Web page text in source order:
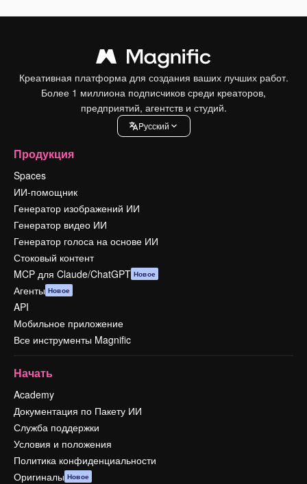
Креативная платформа для создания ваших лучших работ.
Более 1 миллиона подписчиков среди креаторов,
предприятий, агентств и студий.
Pусский
Продукция
Spaces
ИИ-помощник
Генератор изображений ИИ
Генератор видео ИИ
Генератор голоса на основе ИИ
Стоковый контент
MCP для Claude/ChatGPT Новое
Агенты Новое
API
Мобильное приложение
Все инструменты Magnific
Начать
Academy
Документация по Пакету ИИ
Служба поддержки
Условия и положения
Политика конфиденциальности
Оригиналы Новое